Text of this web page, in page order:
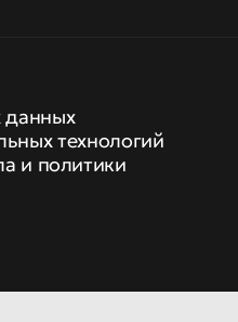
данных
технологий
и политики